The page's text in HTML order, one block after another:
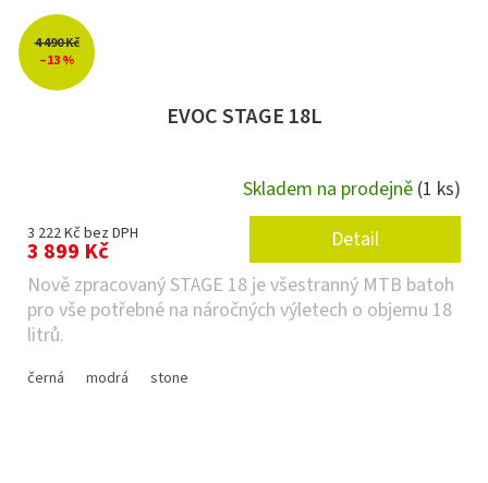
4 490 Kč
–13 %
EVOC STAGE 18L
Skladem na prodejně (1 ks)
3 222 Kč bez DPH
3 899 Kč
Detail
Nově zpracovaný STAGE 18 je všestranný MTB batoh
pro vše potřebné na náročných výletech o objemu 18
litrů.
černá modrá stone